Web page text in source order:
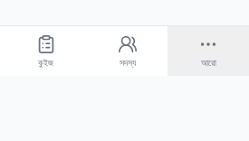
কুইজ সদস্য আরো